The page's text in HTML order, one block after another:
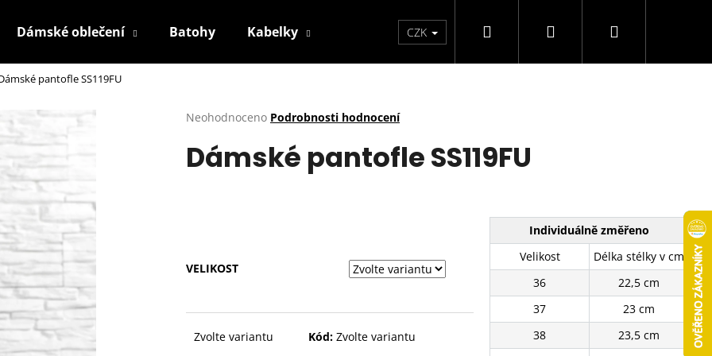
Dámské oblečení Batohy Kabelky CZK Hledat PřihlášeníNákupní
pantofle SS119FU
Průměrné
produktu
je
Neohodnoceno Podrobnosti hodnocení
Dámské pantofle SS119FU
Individuálně změřeno
Velikost
Délka stélky v cm
36
22,5 cm
37
23 cm
38
23,5 cm
VELIKOST
Zvolte variantu Kód: Zvolte variantu
Co potřebujete najít?
HLEDAT
Doporučujeme
BÍLÉ TENISKY KABPC19WH
2. JAKOST
BÉŽOVÉ KRAJKOVÉ TENISKY SJ2637-3BE